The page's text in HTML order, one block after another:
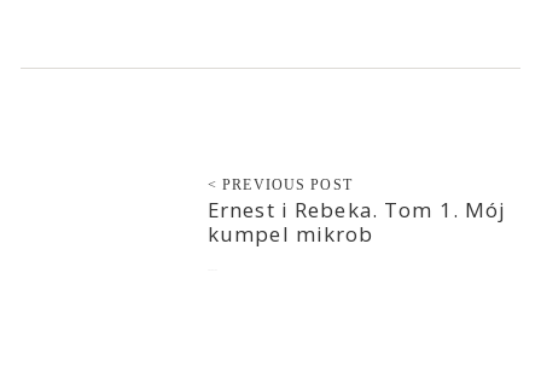
< PREVIOUS POST
Ernest i Rebeka. Tom 1. Mój
kumpel mikrob